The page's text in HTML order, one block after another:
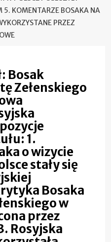
5. KOMENTARZE BOSAKA NA
PRZEZ
Bosak
Zełenskiego
1.
o wizycie
stały się
Bosaka
w
przez
Rosyjska